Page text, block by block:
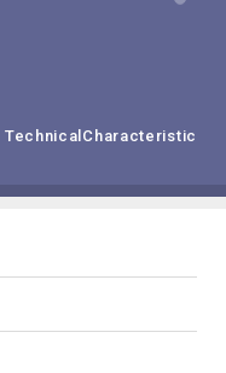
TechnicalCharacteristic